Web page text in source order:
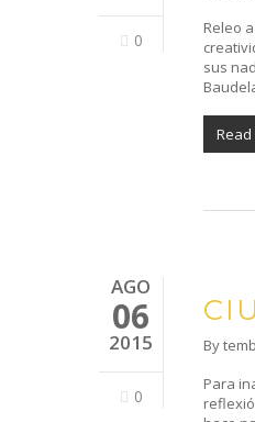
0
Releo
sus
AGO
06
2015
0
By
Para